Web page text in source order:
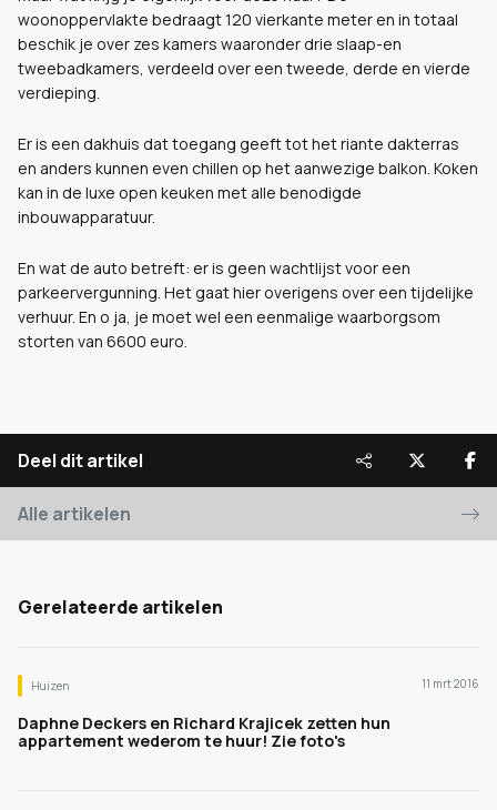
woonoppervlakte bedraagt 120 vierkante meter en in totaal
beschik je over zes kamers waaronder drie slaap-en
tweebadkamers, verdeeld over een tweede, derde en vierde
verdieping.
Er is een dakhuis dat toegang geeft tot het riante dakterras
en anders kunnen even chillen op het aanwezige balkon. Koken
kan in de luxe open keuken met alle benodigde
inbouwapparatuur.
En wat de auto betreft: er is geen wachtlijst voor een
parkeervergunning. Het gaat hier overigens over een tijdelijke
verhuur. En o ja, je moet wel een eenmalige waarborgsom
storten van 6600 euro.
Deel dit artikel
Alle artikelen
Gerelateerde artikelen
Huizen 11 mrt 2016
Daphne Deckers en Richard Krajicek zetten hun
appartement wederom te huur! Zie foto's